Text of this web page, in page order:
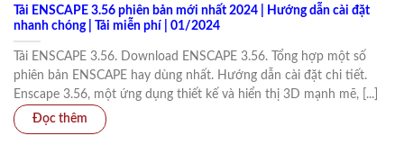
Tải ENSCAPE 3.56 phiên bản mới nhất 2024 | Hướng dẫn cài đặt
nhanh chóng | Tải miễn phí | 01/2024
Tải ENSCAPE 3.56. Download ENSCAPE 3.56. Tổng hợp một số
phiên bản ENSCAPE hay dùng nhất. Hướng dẫn cài đặt chi tiết.
Enscape 3.56, một ứng dụng thiết kế và hiển thị 3D mạnh mẽ, [...]